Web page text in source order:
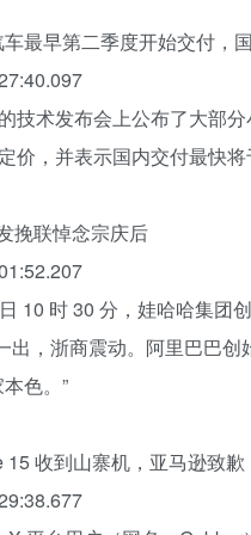
最早第二季度开始交付，
技术发布会上公布了大部
价，并表示国内交付最快将
挽联悼念宗庆后
10 时 30 分，娃哈哈集
，浙商震动。阿里巴巴创
色。”
收到山寨机，亚马逊致歉